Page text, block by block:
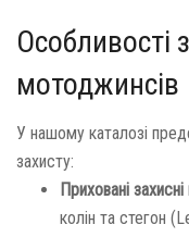
Особливості
мотоджинсів
У нашому каталозі
захисту:
Приховані
колін та стегон